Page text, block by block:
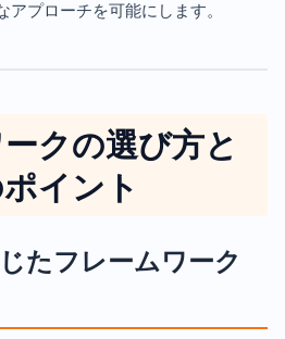
プローチを可能にします。
クの選び方と
イント
たフレームワーク